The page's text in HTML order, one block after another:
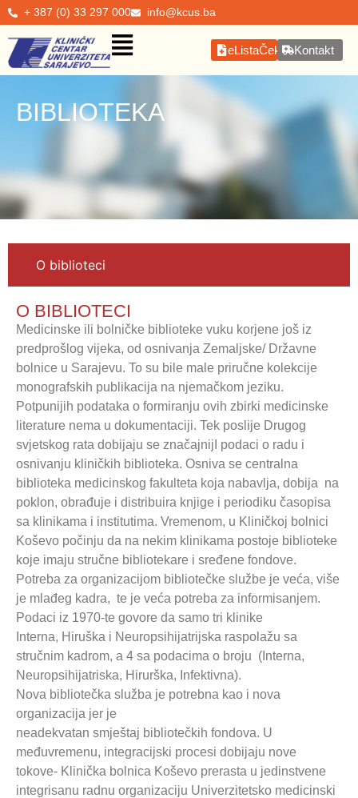
+ 387 (0) 33 297 000 info@kcus.ba
eListaČekanjaKontakt
BIBLIOTEKA
O biblioteci
O BIBLIOTECI
Medicinske ili bolničke biblioteke vuku korjene još iz
predprošlog vijeka, od osnivanja Zemaljske/ Državne
bolnice u Sarajevu. To su bile male priručne kolekcije
monografskih publikacija na njemačkom jeziku.
Potpunijih podataka o formiranju ovih zbirki medicinske
literature nema u dokumentaciji. Tek poslije Drugog
svjetskog rata dobijaju se značajnijI podaci o radu i
osnivanju kliničkih biblioteka. Osniva se centralna
biblioteka medicinskog fakulteta koja nabavlja, dobija na
poklon, obrađuje i distribuira knjige i periodiku časopisa
sa klinikama i institutima. Vremenom, u Kliničkoj bolnici
Koševo počinju da na nekim klinikama postoje biblioteke
koje imaju stručne bibliotekare i sređene fondove.
Potreba za organizacijom bibliotečke službe je veća, više
je mlađeg kadra, te je veća potreba za informisanjem.
Podaci iz 1970-te govore da samo tri klinike
Interna, Hiruška i Neuropsihijatrijska raspolažu sa
stručnim kadrom, a 4 sa podacima o broju (Interna,
Neuropsihijatriska, Hirurška, Infektivna).
Nova bibliotečka služba je potrebna kao i nova
organizacija jer je
neadekvatan smještaj bibliotečkih fondova. U
međuvremenu, integracijski procesi dobijaju nove
tokove- Klinička bolnica Koševo prerasta u jedinstvene
integrisanu radnu organizaciju Univerzitetsko medicinski